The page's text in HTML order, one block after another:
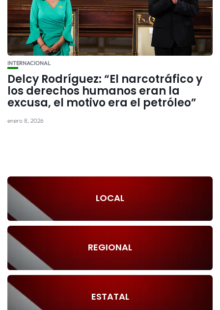
INTERNACIONAL
Delcy Rodríguez: “El narcotráfico y
los derechos humanos eran la
excusa, el motivo era el petróleo”
enero 8, 2026
LOCAL
REGIONAL
ESTATAL